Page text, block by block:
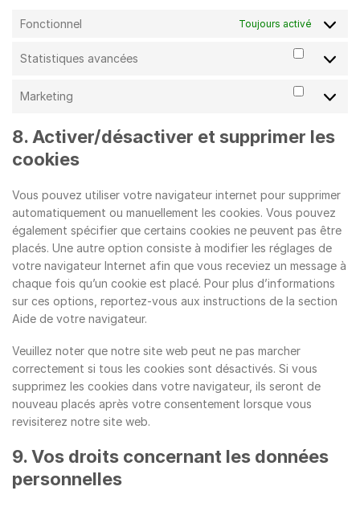
Fonctionnel Toujours activé
Statistiques avancées
Marketing
8. Activer/désactiver et supprimer les
cookies
Vous pouvez utiliser votre navigateur internet pour supprimer
automatiquement ou manuellement les cookies. Vous pouvez
également spécifier que certains cookies ne peuvent pas être
placés. Une autre option consiste à modifier les réglages de
votre navigateur Internet afin que vous receviez un message à
chaque fois qu’un cookie est placé. Pour plus d’informations
sur ces options, reportez-vous aux instructions de la section
Aide de votre navigateur.
Veuillez noter que notre site web peut ne pas marcher
correctement si tous les cookies sont désactivés. Si vous
supprimez les cookies dans votre navigateur, ils seront de
nouveau placés après votre consentement lorsque vous
revisiterez notre site web.
9. Vos droits concernant les données
personnelles